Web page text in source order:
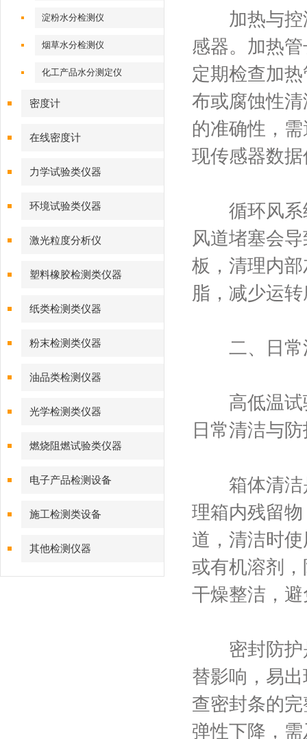
淀粉水分检测仪
烟草水分检测仪
化工产品水分测定仪
密度计
在线密度计
力学试验类仪器
环境试验类仪器
激光粒度分析仪
塑料橡胶检测类仪器
纸类检测类仪器
粉末检测类仪器
油品类检测仪器
光学检测类仪器
燃烧阻燃试验类仪器
电子产品检测设备
施工检测类设备
其他检测仪器
加热与控温
感器。加热
定期检查加
布或腐蚀性
的准确性，
现传感器数
循环风系统
风道堵塞会
板，清理内
脂，减少运
二、日常
高低温试验
日常清洁与
箱体清洁是
理箱内残留
道，清洁时
或有机溶剂
干燥整洁，
密封防护是
替影响，易
查密封条的
弹性下降，